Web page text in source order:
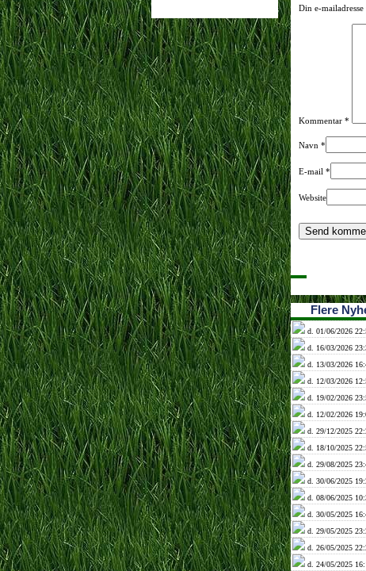
Din e-
Kommentar *
Navn *
E-mail *
Website
Flere
d. 01/06/2026
d. 16/03/2026
d. 13/03/2026
d. 12/03/2026
d. 19/02/2026
d. 12/02/2026
d. 29/12/2025
d. 18/10/2025
d. 29/08/2025
d. 30/06/2025
d. 08/06/2025
d. 30/05/2025
d. 29/05/2025
d. 26/05/2025
d. 24/05/2025